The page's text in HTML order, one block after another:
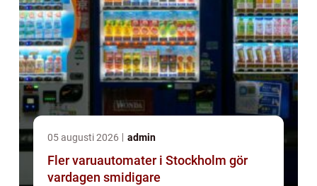
05 augusti 2026 admin
Fler varuautomater i Stockholm gör
vardagen smidigare